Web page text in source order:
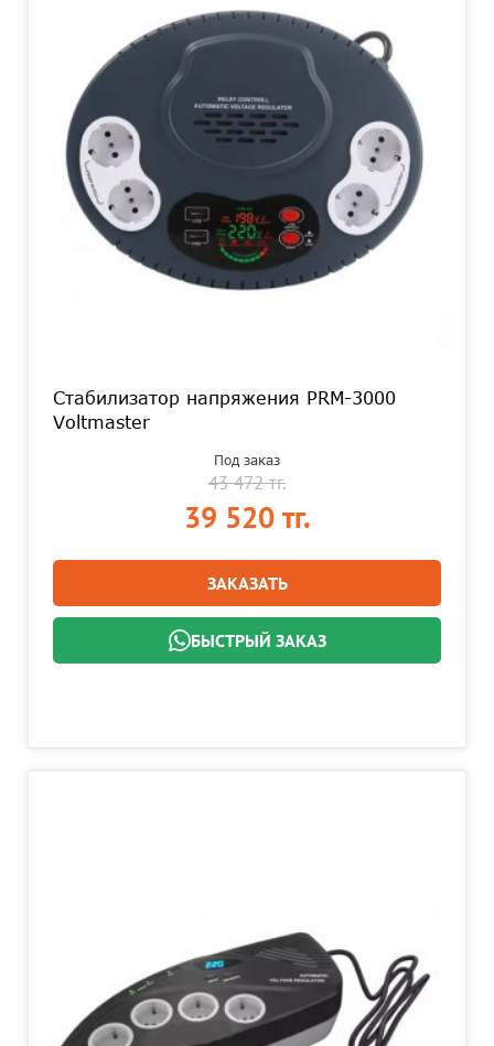
Стабилизатор напряжения PRM-3000
Voltmaster
Под заказ
43 472 тг.
39 520 тг.
ЗАКАЗАТЬ
БЫСТРЫЙ ЗАКАЗ